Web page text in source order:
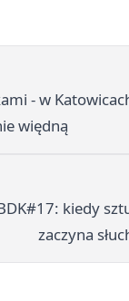
- w
więdną
kiedy
zaczyna